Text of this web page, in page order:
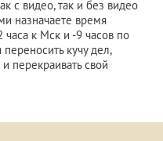
с видео, так и без видео
назначаете время
часа к Мск и -9 часов по
кучу дел,
перекраивать свой